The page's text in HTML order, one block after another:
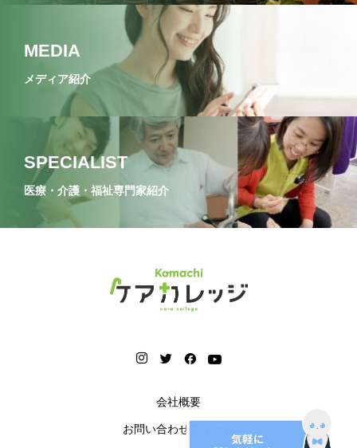
MEDIA
メディア紹介
SPECIALIST
医療・介護・福祉専門家紹介
会社概要
お問い合わせフォーム